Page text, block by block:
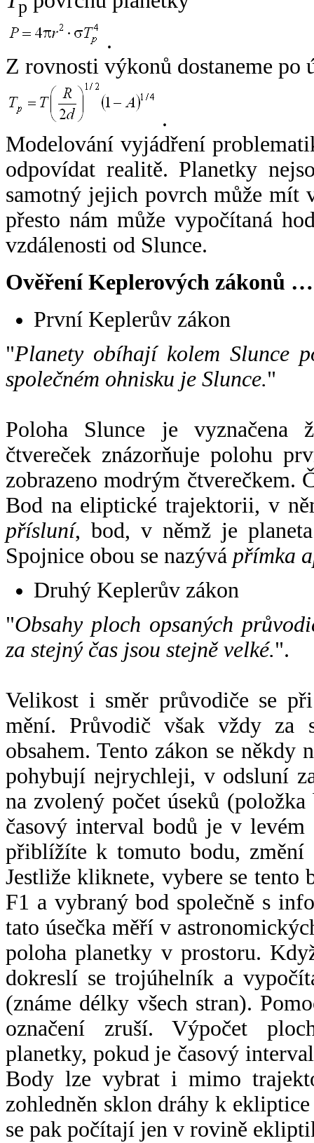
p
.
Z rovnosti výkonů dostaneme po
.
Modelování vyjádření
odpovídat realitě. Planetky
samotný jejich povrch může mít
přesto nám může vypočítaná
vzdálenosti od Slunce.
Ověření Keplerových zákonů …
První Keplerův zákon
"Planety obíhají kolem Slunce
společném ohnisku je Slunce."
Poloha Slunce je vyznačena
čtvereček znázorňuje polohu
zobrazeno modrým čtverečkem.
Bod na eliptické trajektorii, v
přísluní, bod, v němž je
Spojnice obou se nazývá přímka
Druhý Keplerův zákon
"Obsahy ploch opsaných
za stejný čas jsou stejně velké.".
Velikost i směr průvodiče se
mění. Průvodič však vždy za
obsahem. Tento zákon se někdy
pohybují nejrychleji, v odsluní
na zvolený počet úseků
časový interval bodů je v
přiblížíte k tomuto bodu,
Jestliže kliknete, vybere se tento
F1 a vybraný bod společně s
tato úsečka měří v
poloha planetky v prostoru.
dokreslí se trojúhelník a
(známe délky všech stran).
označení zruší. Výpočet
planetky, pokud je časový
Body lze vybrat i mimo
zohledněn sklon dráhy k
se pak počítají jen v rovině